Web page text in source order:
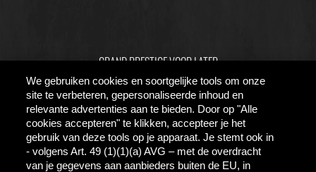
GRAND PRESTIGE VOOR LATER
UIT LIEFDE VOOR BIER
HORECA INFORMATIE
FAQ
ZOEKEN
We gebruiken cookies en soortgelijke tools om onze
site te verbeteren, gepersonaliseerde inhoud en
relevante advertenties aan te bieden. Door op "Alle
cookies accepteren" te klikken, accepteer je het
gebruik van deze tools op je apparaat. Je stemt ook in
- volgens Art. 49 (1)(1)(a) AVG – met de overdracht
van je gegevens aan aanbieders buiten de EU, in